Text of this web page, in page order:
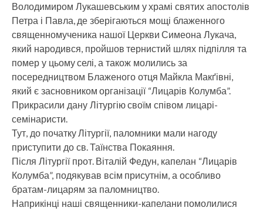
Володимиром Лукашевським у храмі святих апостолів
Петра і Павла, де зберігаються мощі блаженного
священномученика нашої Церкви Симеона Лукача,
який народився, пройшов тернистий шлях підпілля та
помер у цьому селі, а також молились за
посередництвом Блаженого отця Майкла Макґівні,
який є засновником організації “Лицарів Колумба”.
Прикрасили дану Літургію своїм співом лицарі-
семінаристи.
Тут, до початку Літургії, паломники мали нагоду
приступити до св. Таїнства Покаяння.
Після Літургії прот. Віталій Федун, капелан “Лицарів
Колумба”, подякував всім присутнім, а особливо
братам-лицарям за паломництво.
Наприкінці наші священники-капелани помолилися